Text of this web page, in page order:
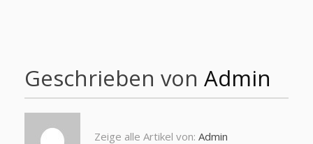
Geschrieben von Admin
Zeige alle Artikel von: Admin